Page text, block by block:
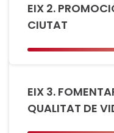
EIX 2.
CIUTAT
EIX 3.
QUALITAT DE